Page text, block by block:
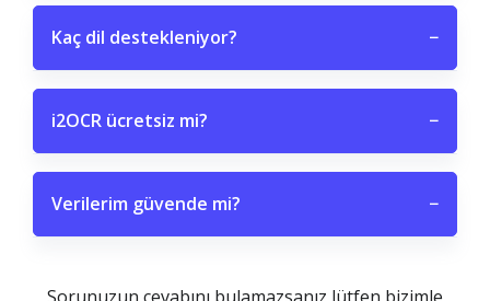
Kaç dil destekleniyor? −
i2OCR ücretsiz mi? −
Verilerim güvende mi? −